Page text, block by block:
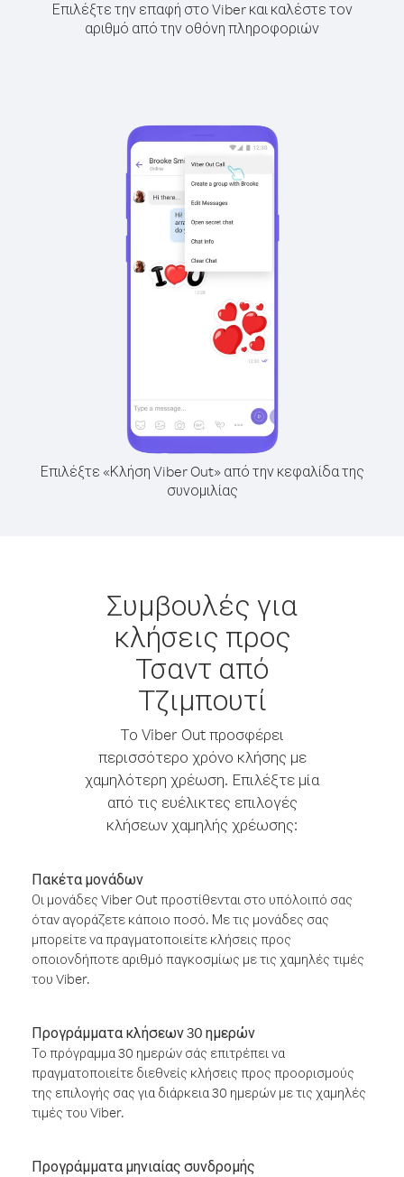
Επιλέξτε την επαφή στο Viber και καλέστε τον
αριθμό από την οθόνη πληροφοριών
Επιλέξτε «Κλήση Viber Out» από την κεφαλίδα της
συνομιλίας
Συμβουλές για
κλήσεις προς
Τσαντ από
Τζιμπουτί
Το Viber Out προσφέρει
περισσότερο χρόνο κλήσης με
χαμηλότερη χρέωση. Επιλέξτε μία
από τις ευέλικτες επιλογές
κλήσεων χαμηλής χρέωσης:
Πακέτα μονάδων
Οι μονάδες Viber Out προστίθενται στο υπόλοιπό σας
όταν αγοράζετε κάποιο ποσό. Με τις μονάδες σας
μπορείτε να πραγματοποιείτε κλήσεις προς
οποιονδήποτε αριθμό παγκοσμίως με τις χαμηλές τιμές
του Viber.
Προγράμματα κλήσεων 30 ημερών
Το πρόγραμμα 30 ημερών σάς επιτρέπει να
πραγματοποιείτε διεθνείς κλήσεις προς προορισμούς
της επιλογής σας για διάρκεια 30 ημερών με τις χαμηλές
τιμές του Viber.
Προγράμματα μηνιαίας συνδρομής